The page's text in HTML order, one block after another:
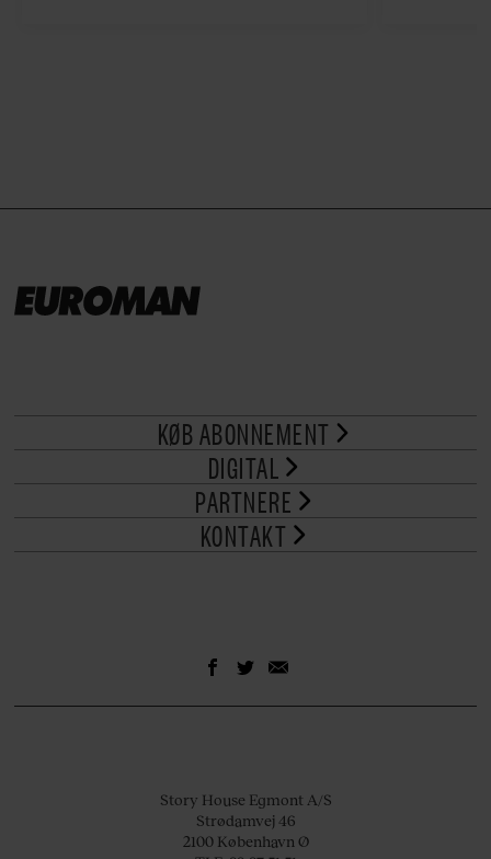
KØB ABONNEMENT
DIGITAL
PARTNERE
KONTAKT
Story House Egmont A/S
Strødamvej 46
2100 København Ø